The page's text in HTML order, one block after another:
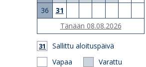
36
31
Tänään 08.08.2026
31
Sallittu aloituspäivä
Vapaa
Varattu